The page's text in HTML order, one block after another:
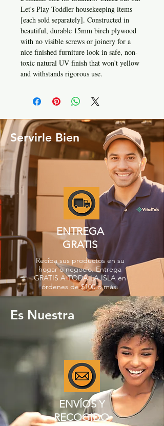
Let's Play Toddler housekeeping items
[each sold separately]. Constructed in
beautiful, durable 15mm birch plywood
with no visible screws or joinery for a
nice finished furniture look in safe, non-
toxic natural UV finish that won't yellow
and withstands rigorous use.
Servirle Bien
ENTREGA
GRATIS
Reciba sus productos en su
hogar o negocio. Entrega
GRATIS A TODA LA ISLA en
órdenes de $100 o más.
Es Nuestra
ENVÍOS Y
RECOGIDO